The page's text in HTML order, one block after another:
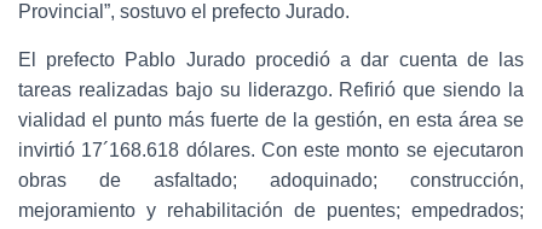
Provincial”, sostuvo el prefecto Jurado.
El prefecto Pablo Jurado procedió a dar cuenta de las
tareas realizadas bajo su liderazgo. Refirió que siendo la
vialidad el punto más fuerte de la gestión, en esta área se
invirtió 17´168.618 dólares. Con este monto se ejecutaron
obras de asfaltado; adoquinado; construcción,
mejoramiento y rehabilitación de puentes; empedrados;